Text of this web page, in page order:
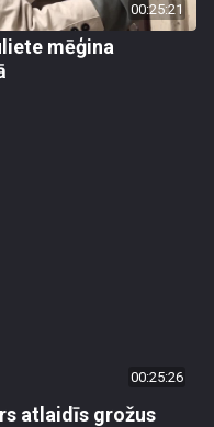
00:25:21
mēģina
00:25:26
atlaidīs grožus